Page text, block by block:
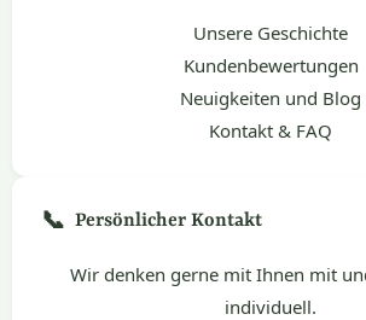
Unsere Geschichte
Kundenbewertungen
Neuigkeiten und Blog
Kontakt & FAQ
📞 Persönlicher Kontakt
Wir denken gerne mit Ihnen mit
individuell.